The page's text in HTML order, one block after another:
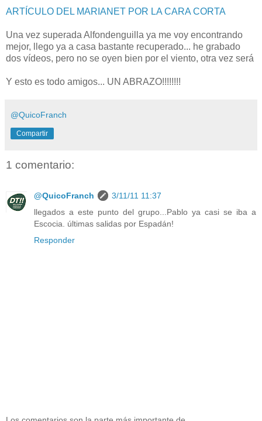
ARTÍCULO DEL MARIANET POR LA CARA CORTA
Una vez superada Alfondenguilla ya me voy encontrando
mejor, llego ya a casa bastante recuperado... he grabado
dos vídeos, pero no se oyen bien por el viento, otra vez será
Y esto es todo amigos... UN ABRAZO!!!!!!!!
@QuicoFranch
Compartir
1 comentario:
@QuicoFranch
3/11/11 11:37
llegados a este punto del grupo...Pablo ya casi se iba a
Escocia. últimas salidas por Espadán!
Responder